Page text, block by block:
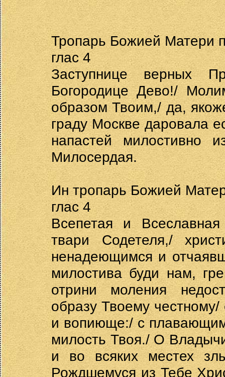
Тропарь Божией Матери
глас 4
Заступнице верных
Богородице Дево!/
образом Твоим,/ да,
граду Москве даровала
напастей милостивно
Милосердая.
Ин тропарь Божией
глас 4
Всепетая и
твари Содетеля,/
ненадеющимся и
милостива буди нам,
отрини моления
образу Твоему
и вопиюще:/ с
милость Твоя./ О
и во всяких местех
Рождшемуся из Тебе